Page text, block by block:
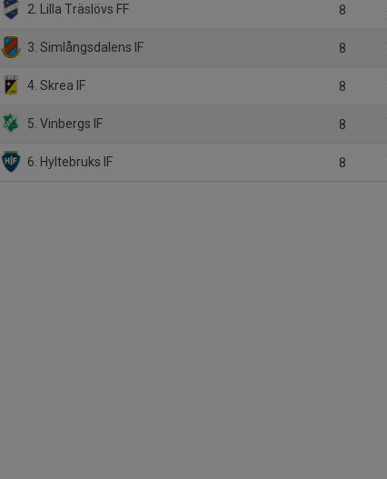
2. Lilla Träslövs FF 8
3. Simlångsdalens IF 8
4. Skrea IF 8
5. Vinbergs IF 8
6. Hyltebruks IF 8